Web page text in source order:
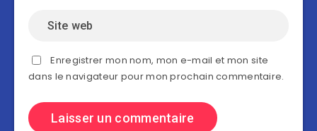
Enregistrer mon nom, mon e-mail et mon site
dans le navigateur pour mon prochain commentaire.